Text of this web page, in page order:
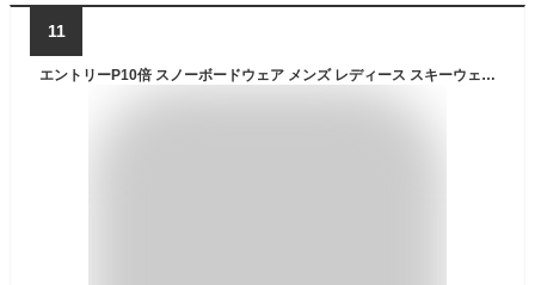
11
エントリーP10倍 スノーボードウェア メンズ レディース スキーウェア ボードウェア スノボウェア スノボーウェア ボードウェア スノボー ウェア ウエア 上下セット パンツ ジャケット スノーボード スノボ スノボー スキー スノーウェア 大きいサイズ NS-42 《MDW》